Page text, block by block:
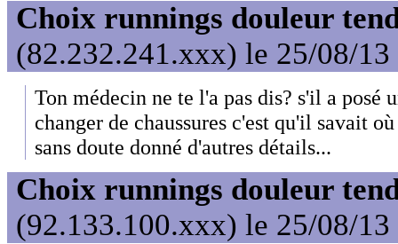
Choix runnings douleur
(82.232.241.xxx) le 25/08/13
Ton médecin ne te l'a pas dis? s'il a posé
changer de chaussures c'est qu'il savait
sans doute donné d'autres détails...
Choix runnings douleur
(92.133.100.xxx) le 25/08/13